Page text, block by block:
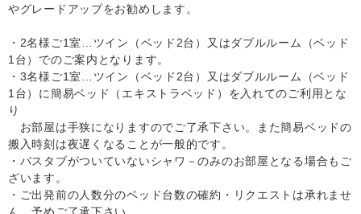
やグレードアップをお勧めします。
・2名様ご1室…ツイン（ベッド2台）又はダブルルーム（ベッド
1台）でのご案内となります。
・3名様ご1室…ツイン（ベッド2台）又はダブルルーム（ベッド
1台）に簡易ベッド（エキストラベッド）を入れてのご利用とな
り
お部屋は手狭になりますのでご了承下さい。また簡易ベッドの
搬入時刻は夜遅くなることが一般的です。
・バスタブがついていないシャワ－のみのお部屋となる場合もご
ざいます。
・ご出発前の人数分のベッド台数の確約・リクエストは承れませ